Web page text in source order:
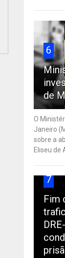
6
de
O
Janeiro
sobre a
Eliseu de
7
Fim